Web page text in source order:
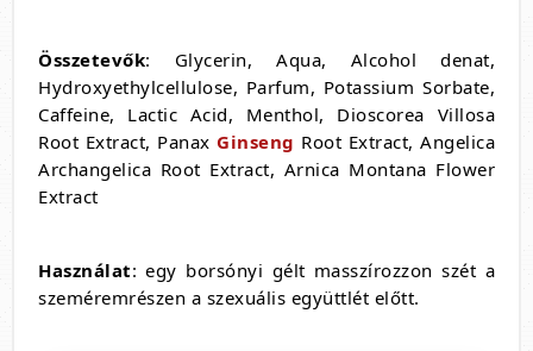
Összetevők: Glycerin, Aqua, Alcohol denat,
Hydroxyethylcellulose, Parfum, Potassium Sorbate,
Caffeine, Lactic Acid, Menthol, Dioscorea Villosa
Root Extract, Panax Ginseng Root Extract, Angelica
Archangelica Root Extract, Arnica Montana Flower
Extract
Használat: egy borsónyi gélt masszírozzon szét a
szeméremrészen a szexuális együttlét előtt.